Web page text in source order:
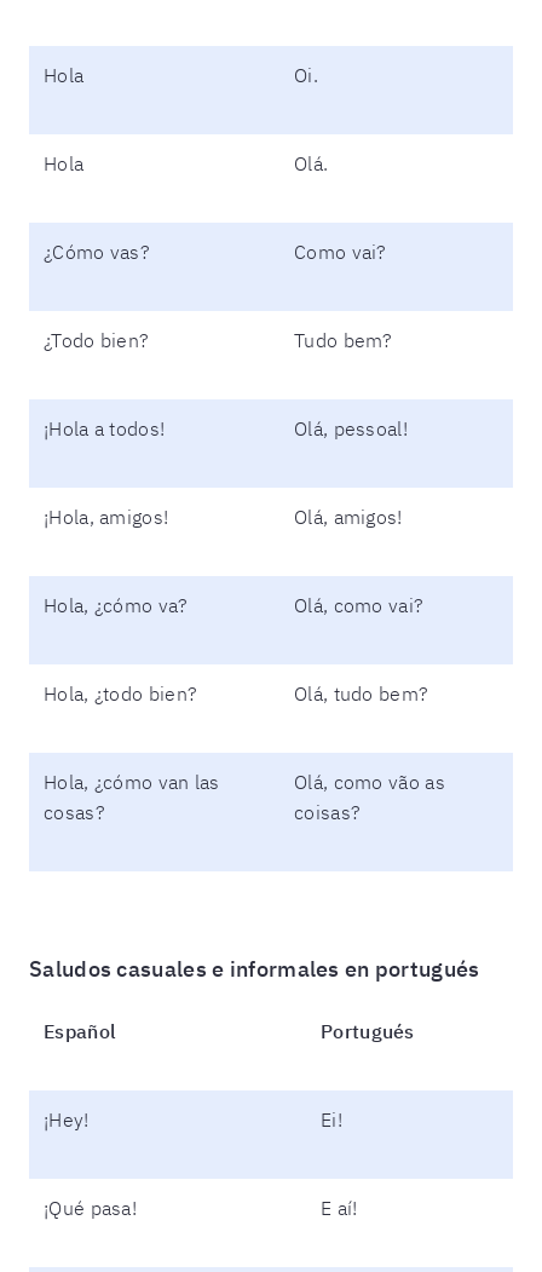
Hola Oi.
Hola Olá.
¿Cómo vas? Como vai?
¿Todo bien? Tudo bem?
¡Hola a todos! Olá, pessoal!
¡Hola, amigos! Olá, amigos!
Hola, ¿cómo va? Olá, como vai?
Hola, ¿todo bien? Olá, tudo bem?
Hola, ¿cómo van las
cosas?
Olá, como vão as
coisas?
Saludos casuales e informales en portugués
Español Portugués
¡Hey! Ei!
¡Qué pasa! E aí!